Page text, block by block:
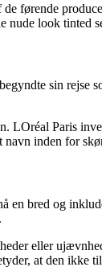
førende
look tinted
sin rejse
LOréal Paris
navn inden for
bred og
eller
at den ikke